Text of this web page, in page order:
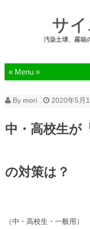
サ
汚染土壌、霧箱
By mori 2020年5月
中・高校生が
混乱を
の対策は？
（中・高校生・一般用）